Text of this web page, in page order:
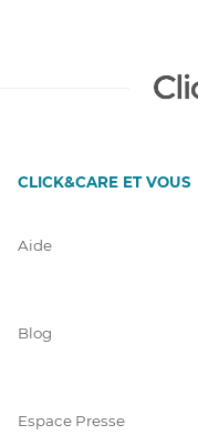
CLICK&CARE ET VOUS
Aide
Blog
Espace Presse